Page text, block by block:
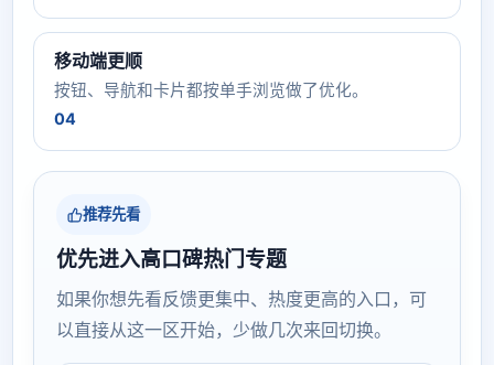
移动端更顺
按钮、导航和卡片都按单手浏览做了优化。
04
推荐先看
优先进入高口碑热门专题
如果你想先看反馈更集中、热度更高的入口，可
以直接从这一区开始，少做几次来回切换。